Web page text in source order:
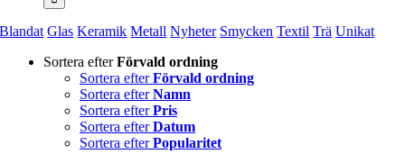
Blandat Glas Keramik Metall Nyheter Smycken Textil Trä Unikat
Sortera efterFörvald ordning
Sortera efterFörvald ordning
Sortera efterNamn
Sortera efterPris
Sortera efterDatum
Sortera efterPopularitet